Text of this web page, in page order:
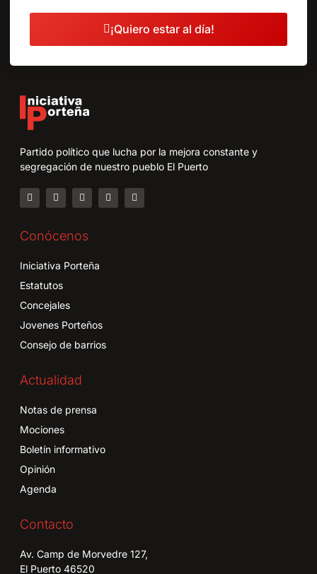
¡Quiero estar al día!
Partido político que lucha por la mejora constante y
segregación de nuestro pueblo El Puerto
Conócenos
Iniciativa Porteña
Estatutos
Concejales
Jovenes Porteños
Consejo de barrios
Actualidad
Notas de prensa
Mociones
Boletín informativo
Opinión
Agenda
Contacto
Av. Camp de Morvedre 127,
El Puerto 46520